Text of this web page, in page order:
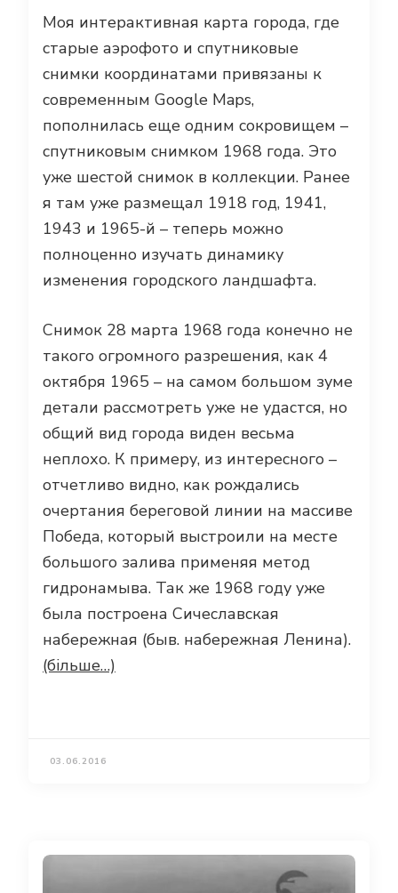
Моя интерактивная карта города, где
старые аэрофото и спутниковые
снимки координатами привязаны к
современным Google Maps,
пополнилась еще одним сокровищем –
спутниковым снимком 1968 года. Это
уже шестой снимок в коллекции. Ранее
я там уже размещал 1918 год, 1941,
1943 и 1965-й – теперь можно
полноценно изучать динамику
изменения городского ландшафта.
Снимок 28 марта 1968 года конечно не
такого огромного разрешения, как 4
октября 1965 – на самом большом зуме
детали рассмотреть уже не удастся, но
общий вид города виден весьма
неплохо. К примеру, из интересного –
отчетливо видно, как рождались
очертания береговой линии на массиве
Победа, который выстроили на месте
большого залива применяя метод
гидронамыва. Так же 1968 году уже
была построена Сичеславская
набережная (быв. набережная Ленина).
(більше…)
03.06.2016